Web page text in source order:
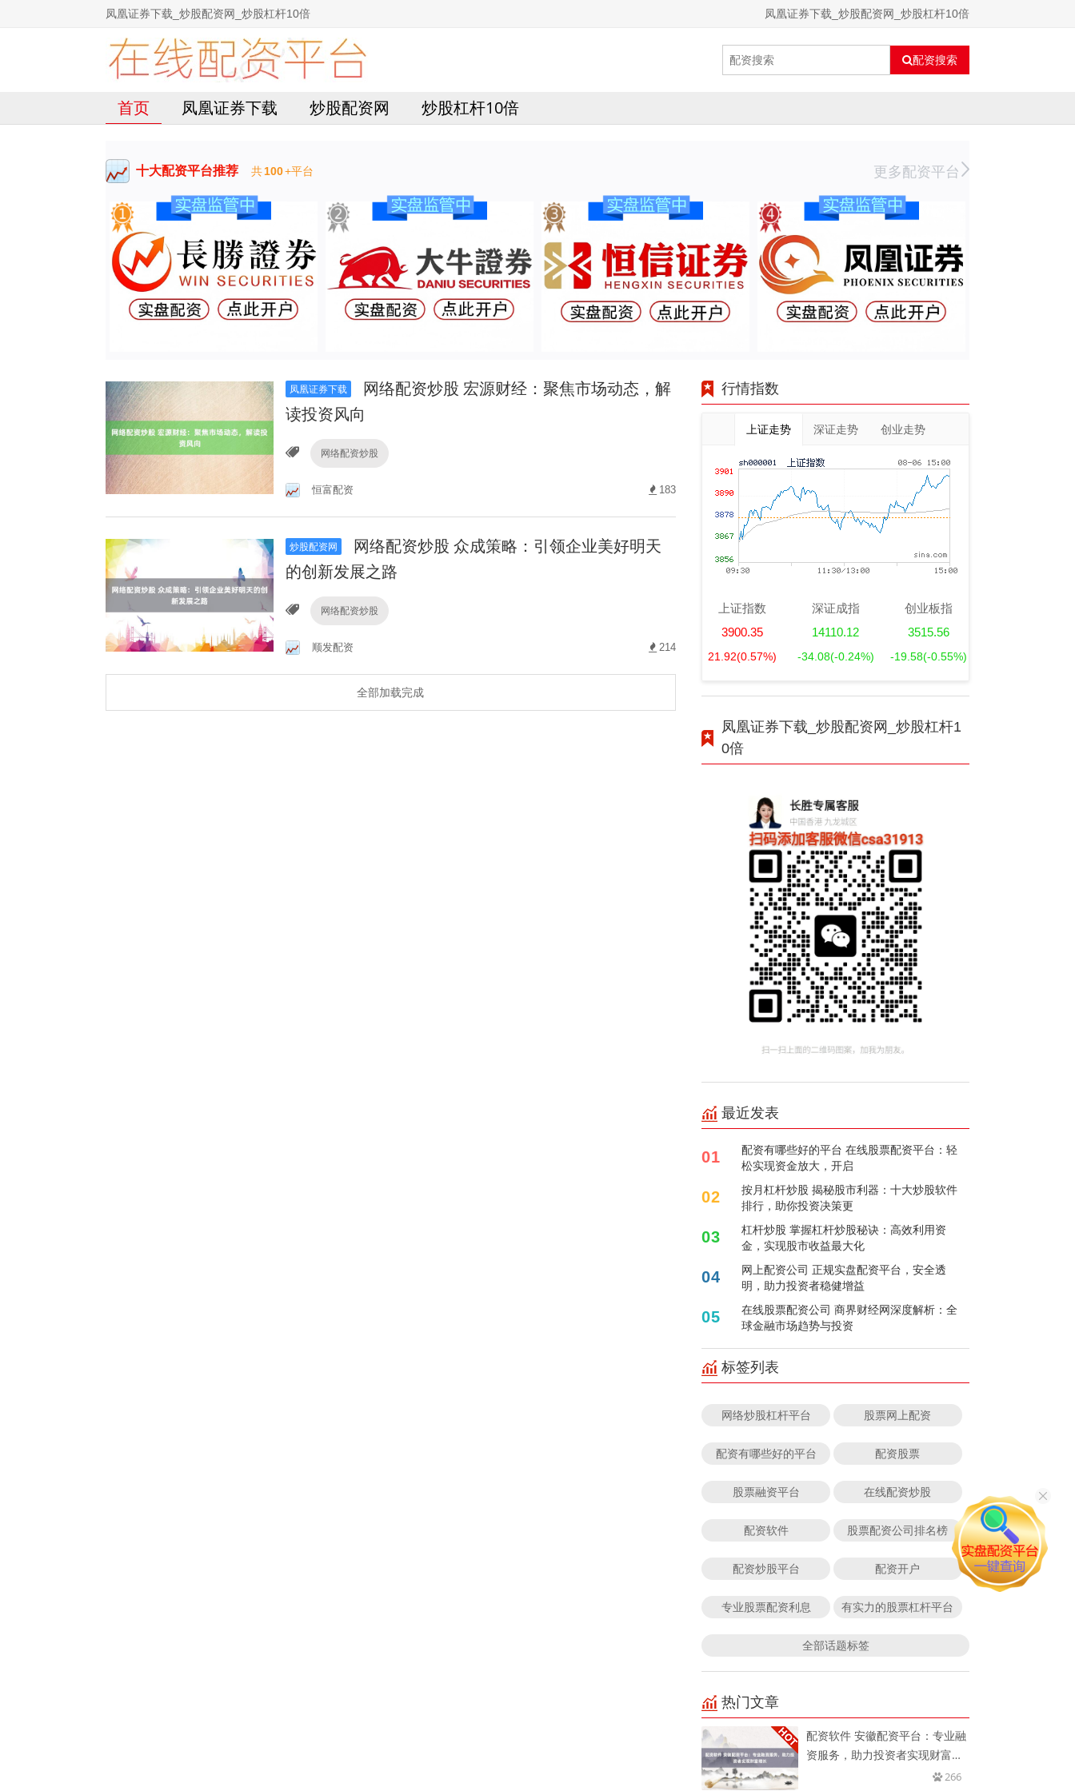
凤凰证券下载_炒股配资网_炒股杠杆10倍 凤凰证券下载_炒股配资网_炒股杠杆10倍
配资搜索
首页 凤凰证券下载 炒股配资网 炒股杠杆10倍
十大配资平台推荐 共100+平台 更多配资平台
凤凰证券下载
网络配资炒股 宏源财经：聚焦市场动态，解
读投资风向
网络配资炒股
恒富配资 183
炒股配资网
网络配资炒股 众成策略：引领企业美好明天
的创新发展之路
网络配资炒股
顺发配资 214
全部加载完成
行情指数
上证走势 深证走势 创业走势
上证指数
3900.35
21.92(0.57%)
深证成指
14110.12
-34.08(-0.24%)
创业板指
3515.56
-19.58(-0.55%)
凤凰证券下载_炒股配资网_炒股杠杆1
0倍
最近发表
01
配资有哪些好的平台 在线股票配资平台：轻
松实现资金放大，开启
02
按月杠杆炒股 揭秘股市利器：十大炒股软件
排行，助你投资决策更
03
杠杆炒股 掌握杠杆炒股秘诀：高效利用资
金，实现股市收益最大化
04
网上配资公司 正规实盘配资平台，安全透
明，助力投资者稳健增益
05
在线股票配资公司 商界财经网深度解析：全
球金融市场趋势与投资
标签列表
网络炒股杠杆平台 股票网上配资
配资有哪些好的平台 配资股票
股票融资平台 在线配资炒股
配资软件 股票配资公司排名榜
配资炒股平台 配资开户
专业股票配资利息 有实力的股票杠杆平台
全部话题标签
热门文章
配资软件 安徽配资平台：专业融
资服务，助力投资者实现财富增
266